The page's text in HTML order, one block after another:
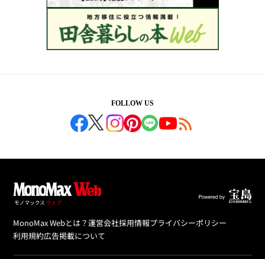
FOLLOW US
MonoMax Webとは？運営会社採用情報プライバシーポリシー
利用規約広告掲載について